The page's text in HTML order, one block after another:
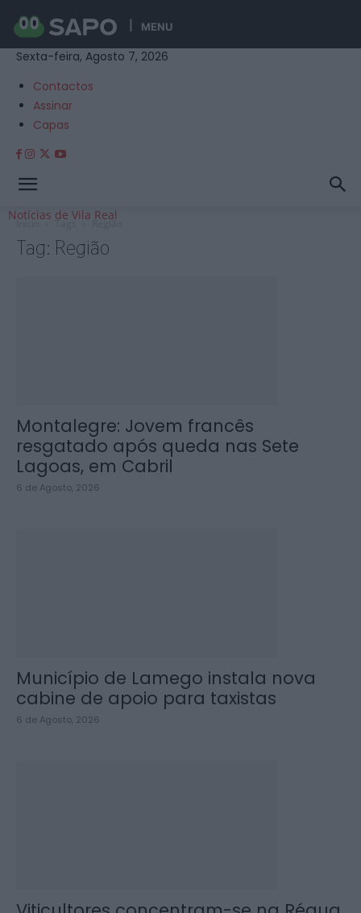
MENU
Sexta-feira, Agosto 7, 2026
Contactos
Assinar
Capas
Notícias de Vila Real
Início Tags Região
Tag: Região
Montalegre: Jovem francês
resgatado após queda nas Sete
Lagoas, em Cabril
6 de Agosto, 2026
Município de Lamego instala nova
cabine de apoio para taxistas
6 de Agosto, 2026